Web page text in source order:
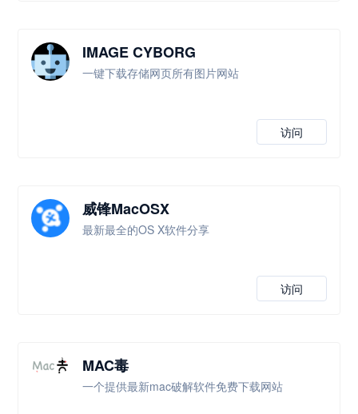
IMAGE CYBORG
一键下载存储网页所有图片网站
访问
威锋MacOSX
最新最全的OS X软件分享
访问
MAC毒
一个提供最新mac破解软件免费下载网站